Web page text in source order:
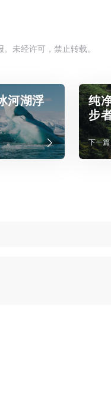
未经许可，禁止转载。
河湖浮
纯
步
下一篇